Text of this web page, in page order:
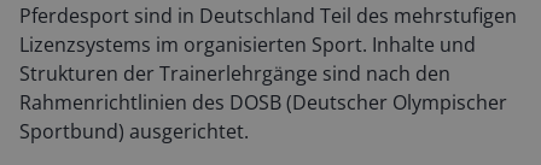
Pferdesport sind in Deutschland Teil des mehrstufigen
Lizenzsystems im organisierten Sport. Inhalte und
Strukturen der Trainerlehrgänge sind nach den
Rahmenrichtlinien des DOSB (Deutscher Olympischer
Sportbund) ausgerichtet.